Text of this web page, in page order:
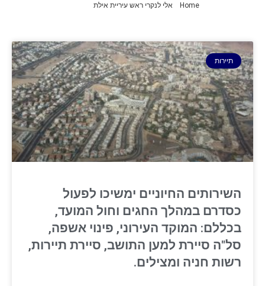
Home אלי לנקרי ראש עיריית אילת
תיירות
השירותים החיוניים ימשיכו לפעול
כסדרם במהלך החגים וחול המועד,
בכללם: המוקד העירוני, פינוי אשפה,
סל"ה סיירת למען התושב, סיירת תיירות,
רשות חניה ומצילים.